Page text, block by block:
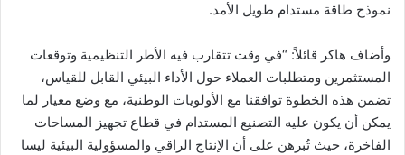
نموذج طاقة مستدام طويل الأمد.
وأضاف هاكر قائلاً: “في وقت تتقارب فيه الأطر التنظيمية وتوقعات
المستثمرين ومتطلبات العملاء حول الأداء البيئي القابل للقياس،
تضمن هذه الخطوة توافقنا مع الأولويات الوطنية، مع وضع معيار لما
يمكن أن يكون عليه التصنيع المستدام في قطاع تجهيز المساحات
الفاخرة، حيث تُبرهن على أن الإنتاج الراقي والمسؤولية البيئية ليسا